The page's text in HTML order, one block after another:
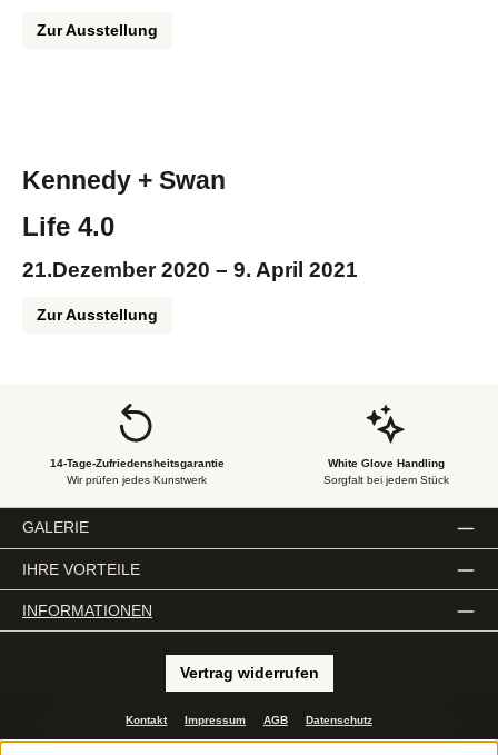
Zur Ausstellung
Kennedy + Swan
Life 4.0
21.Dezember 2020 – 9. April 2021
Zur Ausstellung
14-Tage-Zufriedensheitsgarantie
Wir prüfen jedes Kunstwerk
White Glove Handling
Sorgfalt bei jedem Stück
GALERIE
IHRE VORTEILE
INFORMATIONEN
Vertrag widerrufen
Kontakt Impressum AGB Datenschutz